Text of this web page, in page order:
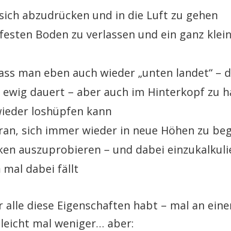
abzudrücken und in die Luft zu gehen
Boden zu verlassen und ein ganz
man eben auch wieder „unten landet“ –
dauert – aber auch im Hinterkopf zu
loshüpfen kann
sich immer wieder in neue Höhen zu
auszuprobieren – und dabei
mal dabei fällt
alle diese Eigenschaften habt – mal an
mal weniger… aber: